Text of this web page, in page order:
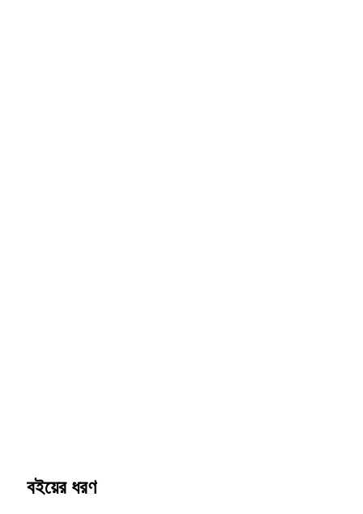
বইয়ের ধরণ